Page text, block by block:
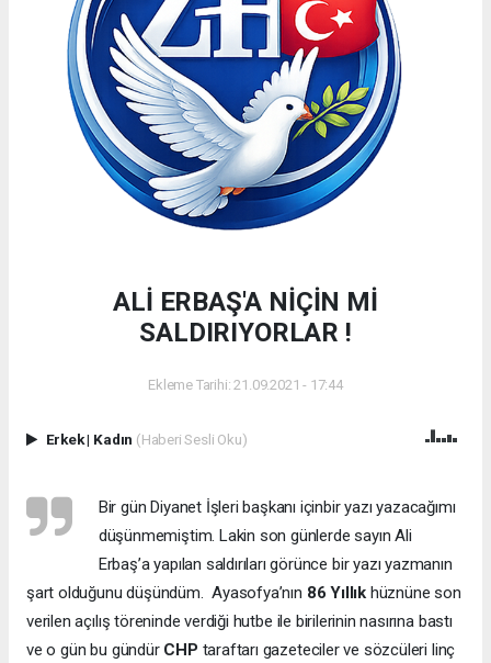
ALİ ERBAŞ'A NİÇİN Mİ
SALDIRIYORLAR !
Ekleme Tarihi: 21.09.2021 - 17:44
Erkek| Kadın (Haberi Sesli Oku)
Bir gün Diyanet İşleri başkanı içinbir yazı yazacağımı
düşünmemiştim. Lakin son günlerde sayın Ali
Erbaş’a yapılan saldırıları görünce bir yazı yazmanın
şart olduğunu düşündüm. Ayasofya’nın 86 Yıllık hüznüne son
verilen açılış töreninde verdiği hutbe ile birilerinin nasırına bastı
ve o gün bu gündür CHP taraftarı gazeteciler ve sözcüleri linç